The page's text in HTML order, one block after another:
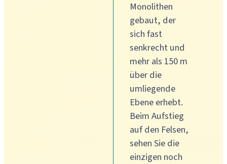
Monolithen
gebaut, der
sich fast
senkrecht und
mehr als 150 m
über die
umliegende
Ebene erhebt.
Beim Aufstieg
auf den Felsen,
sehen Sie die
einzigen noch